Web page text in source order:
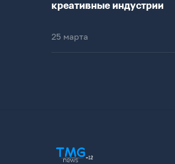
креативные индустрии
25 марта